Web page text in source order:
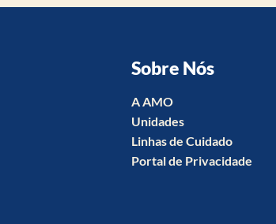
Sobre Nós
A AMO
Unidades
Linhas de Cuidado
Portal de Privacidade